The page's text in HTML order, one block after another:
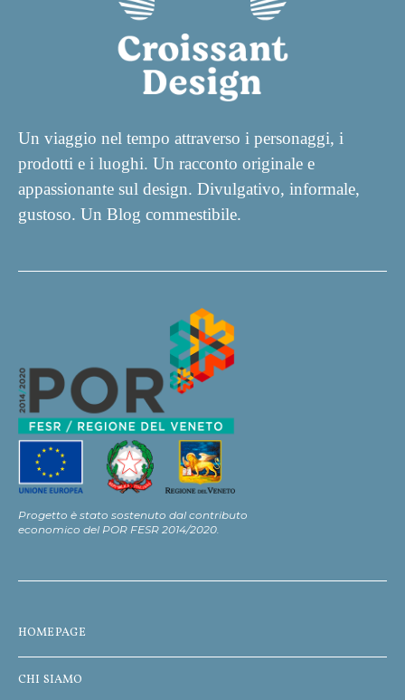
Un viaggio nel tempo attraverso i personaggi, i
prodotti e i luoghi. Un racconto originale e
appassionante sul design. Divulgativo, informale,
gustoso. Un Blog commestibile.
Progetto è stato sostenuto dal contributo
economico del POR FESR 2014/2020.
HOMEPAGE
CHI SIAMO